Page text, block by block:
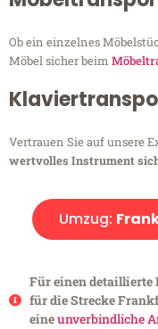
Ob ein einzelnes
Möbel sicher beim
Vertrauen Sie auf unsere
wertvolles Instrument
Umzug:
Für einen detaillierte
für die Strecke
eineunverbindliche